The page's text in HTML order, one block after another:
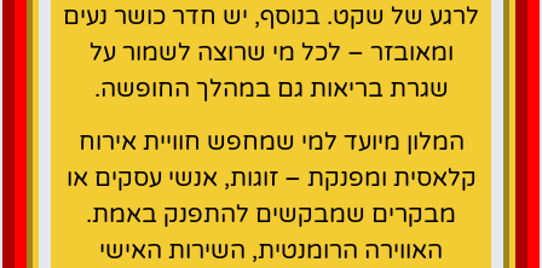
לרגע של שקט. בנוסף, יש חדר כושר נעים
ומאובזר – לכל מי שרוצה לשמור על
שגרת בריאות גם במהלך החופשה.
המלון מיועד למי שמחפש חוויית אירוח
קלאסית ומפנקת – זוגות, אנשי עסקים או
מבקרים שמבקשים להתפנק באמת.
האווירה הרומנטית, השירות האישי